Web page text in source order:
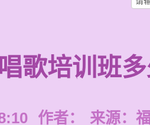
歌培训班
作者： 来源：